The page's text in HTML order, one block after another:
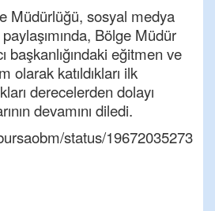
Müdürlüğü, sosyal medya
paylaşımında, Bölge Müdür
başkanlığındaki eğitmen ve
olarak katıldıkları ilk
derecelerden dolayı
devamını diledi.
status/19672035273